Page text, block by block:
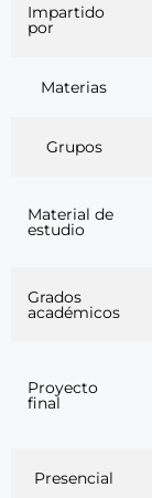
Impartido
por
Materias
Grupos
Material de
estudio
Grados
académicos
Proyecto
final
Presencial